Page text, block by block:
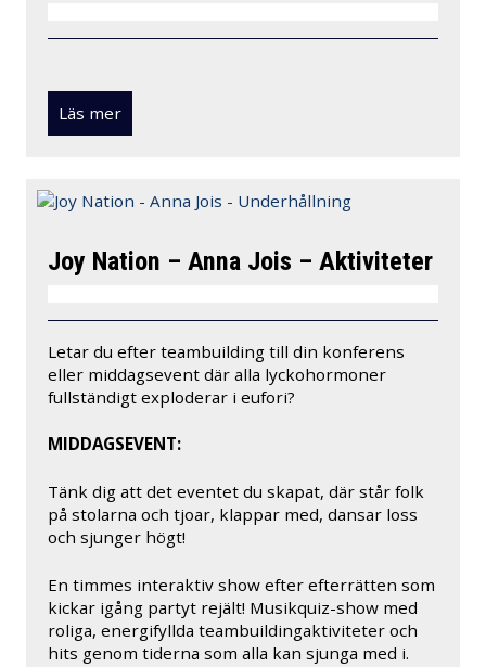
Läs mer
Joy Nation – Anna Jois – Aktiviteter
Letar du efter teambuilding till din konferens
eller middagsevent där alla lyckohormoner
fullständigt exploderar i eufori?
MIDDAGSEVENT:
Tänk dig att det eventet du skapat, där står folk
på stolarna och tjoar, klappar med, dansar loss
och sjunger högt!
En timmes interaktiv show efter efterrätten som
kickar igång partyt rejält! Musikquiz-show med
roliga, energifyllda teambuildingaktiviteter och
hits genom tiderna som alla kan sjunga med i.